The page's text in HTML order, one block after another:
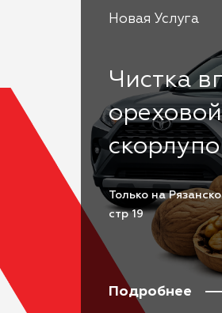
Новая Услуга
Чистка
ореховой
Только на
стр 19
Подробнее